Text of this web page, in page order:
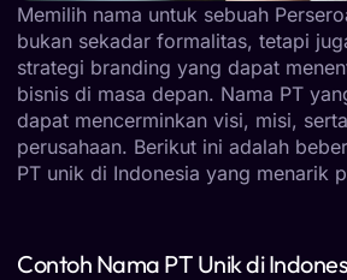
Memilih nama untuk sebuah
bukan sekadar formalitas, tetapi
strategi branding yang dapat
bisnis di masa depan. Nama PT
dapat mencerminkan visi, misi,
perusahaan. Berikut ini adalah
PT unik di Indonesia yang menarik
Contoh Nama PT Unik di